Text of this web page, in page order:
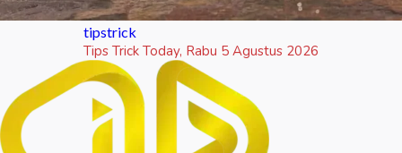
tipstrick
Tips Trick Today, Rabu 5 Agustus 2026